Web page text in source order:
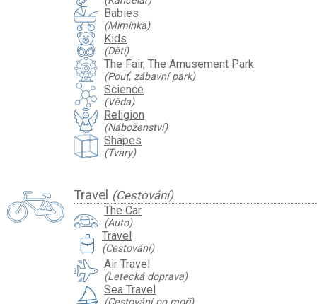
Babies
(Miminka)
Kids
(Děti)
The Fair, The Amusement Park
(Pouť, zábavní park)
Science
(Věda)
Religion
(Náboženství)
Shapes
(Tvary)
Travel (Cestování)
The Car
(Auto)
travel_luggage_and_bags Travel
(Cestování)
Air Travel
(Letecká doprava)
Sea Travel